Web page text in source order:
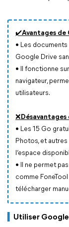
✔️Avantages de
• Les
Google Drive
• Il fonctionne
navigateur,
utilisateurs.
• Les 15 Go
Photos, et
l’espace
• Il ne permet
comme
télécharger
Utiliser